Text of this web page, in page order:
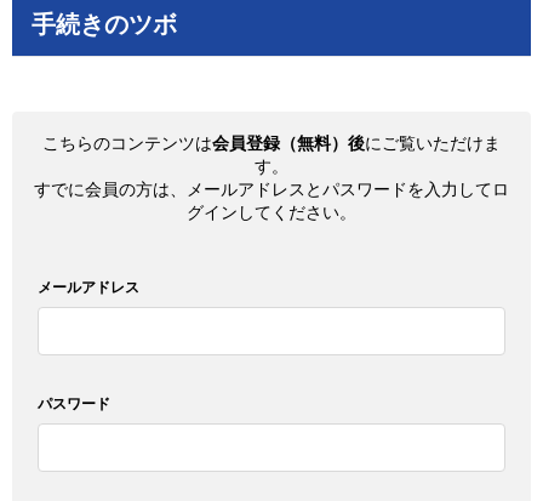
手続きのツボ
こちらのコンテンツは会員登録（無料）後にご覧いただけま
す。
すでに会員の方は、メールアドレスとパスワードを入力してロ
グインしてください。
メールアドレス
パスワード